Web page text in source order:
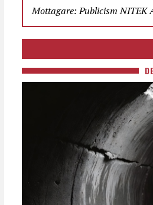
Mottagare: Publicism NITEK